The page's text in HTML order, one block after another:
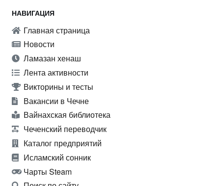
НАВИГАЦИЯ
Главная страница
Новости
Ламазан хенаш
Лента активности
Викторины и тесты
Вакансии в Чечне
Вайнахская библиотека
Чеченский переводчик
Каталог предприятий
Исламский сонник
Чарты Steam